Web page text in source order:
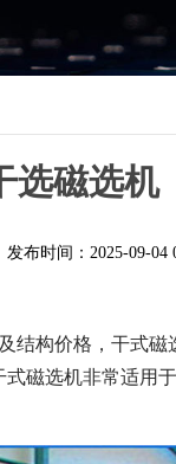
选磁选机
发布时间： 2025-09-04
结构价格，干式
磁选机非常适用